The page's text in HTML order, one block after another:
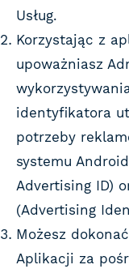
Usług.
Korzystając z
upoważniasz
identyfikatora
potrzeby
systemu
Advertising ID)
(Advertising
Możesz
Aplikacji za